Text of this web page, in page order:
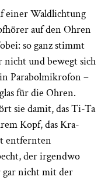
einer Waldlichtung
auf den Ohren
so ganz stimmt
nicht und bewegt sich
Parabolmikrofon –
für die Ohren.
sie damit, das Ti-Ta
Kopf, das Kra-
entfernten
der irgendwo
gar nicht mit der